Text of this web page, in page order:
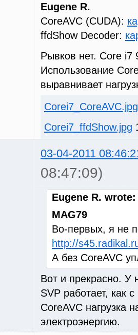
Eugene R.
CoreAVC (CUDA):
ffdShow Decoder:
Рывков нет. Core i7
Использование
выравнивает
Corei7_CoreAVC.jpg
Corei7_ffdShow.jpg
03-04-2011
08:47:09)
Eugene R. wrote:
MAG79
Во-первых, я не
http://
А без CoreAVC
Вот и прекрасно.
SVP работает, как
CoreAVC нагрузка
электроэнергию.